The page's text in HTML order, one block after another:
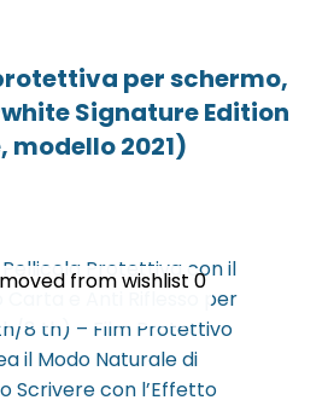
per schermo,
Signature Edition
modello 2021)
from wishlist 0
from wishlist 0